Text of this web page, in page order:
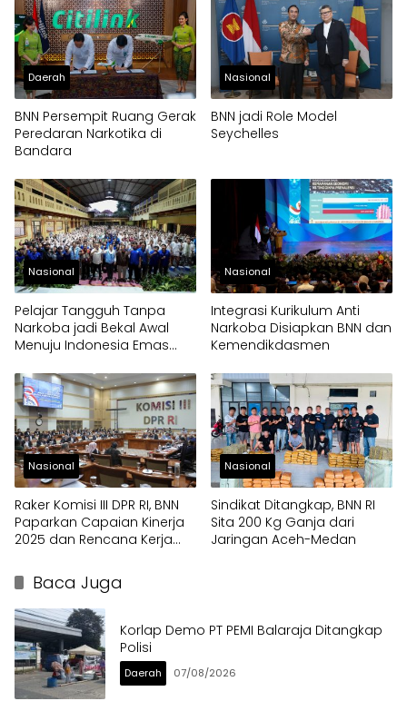
Daerah
BNN Persempit Ruang Gerak
Peredaran Narkotika di
Bandara
Nasional
BNN jadi Role Model
Seychelles
Nasional
Pelajar Tangguh Tanpa
Narkoba jadi Bekal Awal
Menuju Indonesia Emas
Nasional
Integrasi Kurikulum Anti
Narkoba Disiapkan BNN dan
Kemendikdasmen
Nasional
Raker Komisi III DPR RI, BNN
Paparkan Capaian Kinerja
2025 dan Rencana Kerja
Nasional
Sindikat Ditangkap, BNN RI
Sita 200 Kg Ganja dari
Jaringan Aceh-Medan
Baca Juga
Korlap Demo PT PEMI Balaraja Ditangkap
Polisi
Daerah 07/08/2026